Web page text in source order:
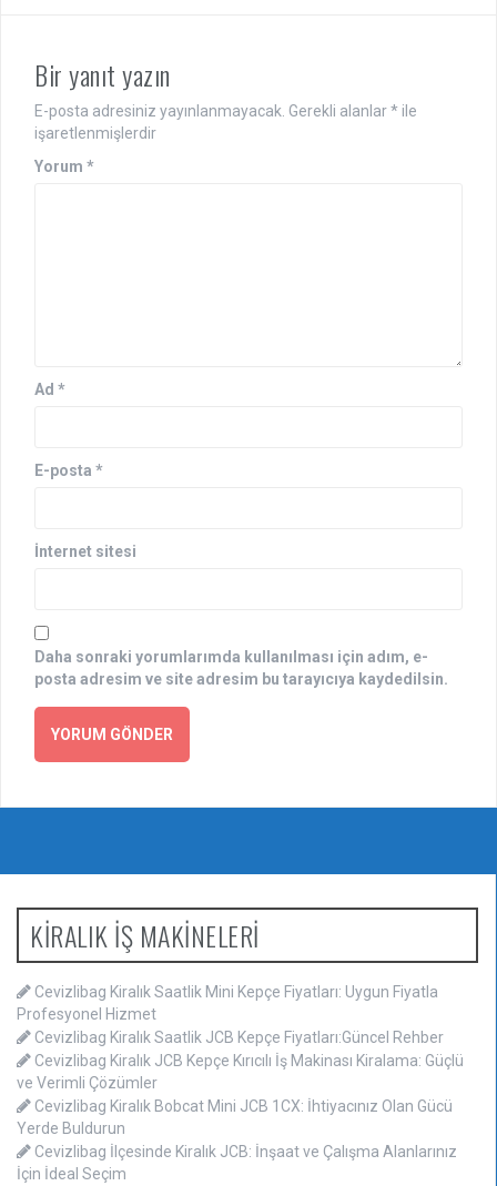
Bir yanıt yazın
E-posta adresiniz yayınlanmayacak. Gerekli alanlar* ile
işaretlenmişlerdir
Yorum *
Ad *
E-posta *
İnternet sitesi
Daha sonraki yorumlarımda kullanılması için adım, e-
posta adresim ve site adresim bu tarayıcıya kaydedilsin.
KİRALIK İŞ MAKİNELERİ
Cevizlibag Kiralık Saatlik Mini Kepçe Fiyatları: Uygun Fiyatla
Profesyonel Hizmet
Cevizlibag Kiralık Saatlik JCB Kepçe Fiyatları:Güncel Rehber
Cevizlibag Kiralık JCB Kepçe Kırıcılı İş Makinası Kiralama: Güçlü
ve Verimli Çözümler
Cevizlibag Kiralık Bobcat Mini JCB 1CX: İhtiyacınız Olan Gücü
Yerde Buldurun
Cevizlibag İlçesinde Kiralık JCB: İnşaat ve Çalışma Alanlarınız
İçin İdeal Seçim